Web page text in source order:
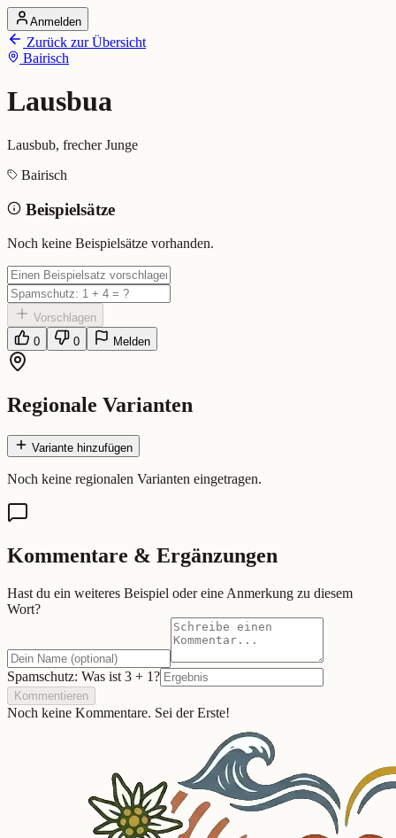
Startseite
Alle Dialekte
Dialekte vergleichen
Dialekt-Karte
Ranking
Lausbua (Bairisch)
Bedeutung: Lausbub, frecher Junge
Eingereicht von: Mundwerk Team
Anmelden
Zurück zur Übersicht
Bairisch
Lausbua
Lausbub, frecher Junge
Bairisch
Beispielsätze
Noch keine Beispielsätze vorhanden.
Vorschlagen
0
0 Melden
Regionale Varianten
Variante hinzufügen
Noch keine regionalen Varianten eingetragen.
Kommentare & Ergänzungen
Hast du ein weiteres Beispiel oder eine Anmerkung zu diesem
Wort?
Spamschutz: Was ist 3 + 1?
Kommentieren
Noch keine Kommentare. Sei der Erste!